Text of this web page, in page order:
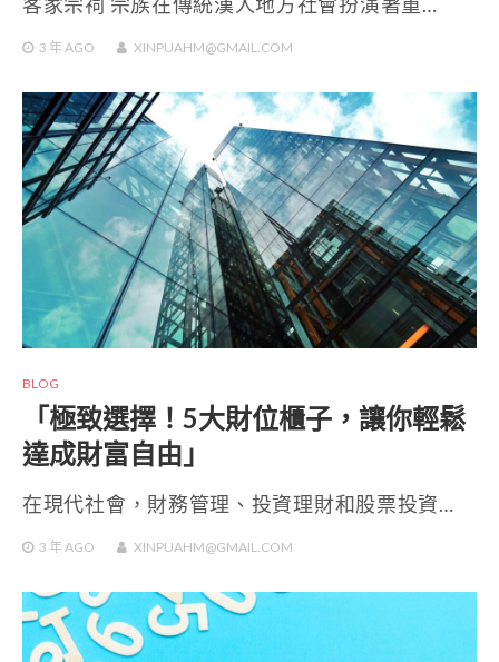
3 年 AGO XINPUAHM@GMAIL.COM
BLOG
「極致選擇！5大財位櫃子，讓你輕鬆
達成財富自由」
在現代社會，財務管理、投資理財和股票投資…
3 年 AGO XINPUAHM@GMAIL.COM